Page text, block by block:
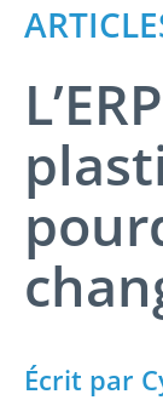
Écrit par